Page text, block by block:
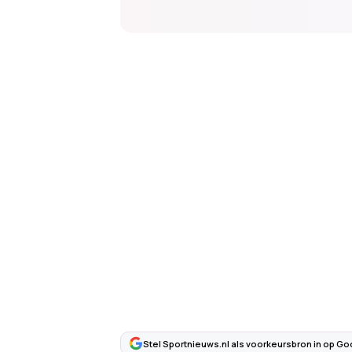
Stel Sportnieuws.nl als voorkeursbron in op